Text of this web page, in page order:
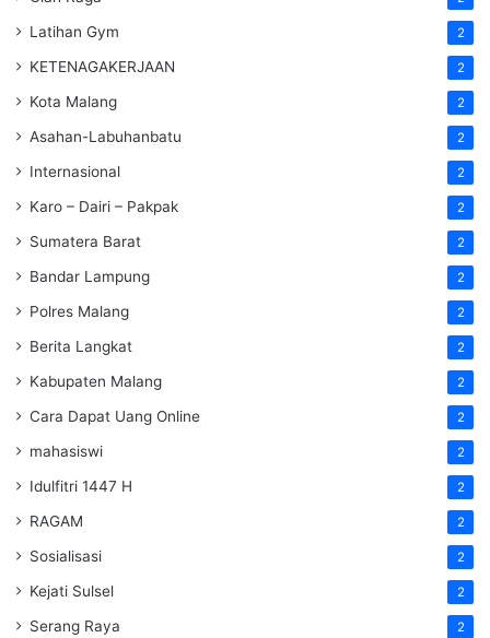
Latihan Gym 2
KETENAGAKERJAAN 2
Kota Malang 2
Asahan-Labuhanbatu 2
Internasional 2
Karo – Dairi – Pakpak 2
Sumatera Barat 2
Bandar Lampung 2
Polres Malang 2
Berita Langkat 2
Kabupaten Malang 2
Cara Dapat Uang Online 2
mahasiswi 2
Idulfitri 1447 H 2
RAGAM 2
Sosialisasi 2
Kejati Sulsel 2
Serang Raya 2